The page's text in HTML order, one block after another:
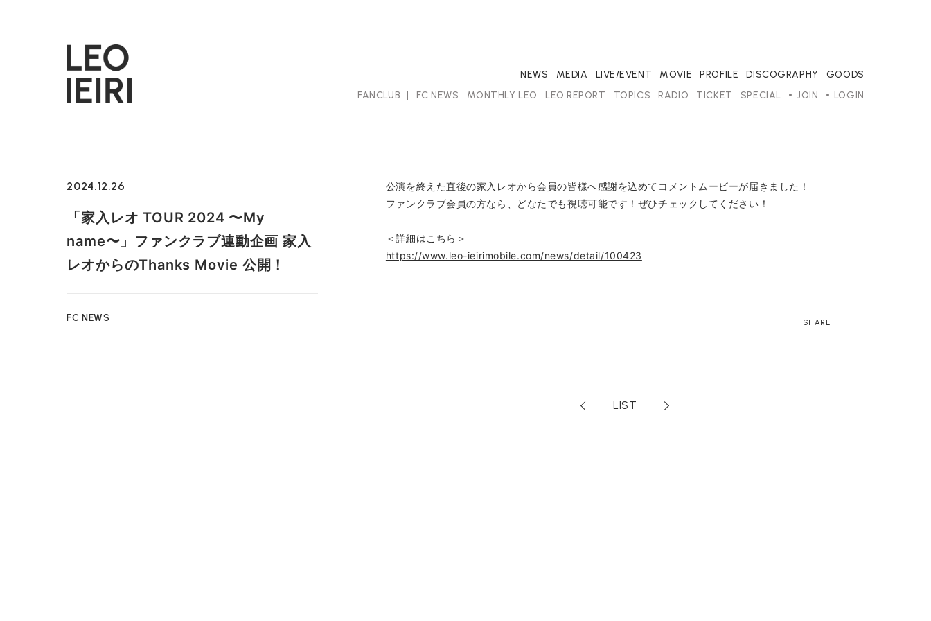
NEWS MEDIA LIVE/EVENT MOVIE PROFILE DISCOGRAPHY
GOODS
FANCLUB
FC NEWS MONTHLY LEO LEO REPORT TOPICS RADIO TICKET SPECIAL JOIN LOGIN
2024.12.26
「家入レオ TOUR 2024 〜My
name〜」ファンクラブ連動企画 家入
レオからのThanks Movie 公開！
FC NEWS
公演を終えた直後の家入レオから会員の皆様へ感謝を込めてコメントムービーが届きました！
ファンクラブ会員の方なら、どなたでも視聴可能です！ぜひチェックしてください！
＜詳細はこちら＞
https://www.leo-ieirimobile.com/news/detail/100423
SHARE
LIST